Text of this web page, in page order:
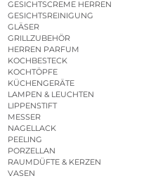
GESICHTSCREME HERREN
GESICHTSREINIGUNG
GLÄSER
GRILLZUBEHÖR
HERREN PARFUM
KOCHBESTECK
KOCHTÖPFE
KÜCHENGERÄTE
LAMPEN & LEUCHTEN
LIPPENSTIFT
MESSER
NAGELLACK
PEELING
PORZELLAN
RAUMDÜFTE & KERZEN
VASEN